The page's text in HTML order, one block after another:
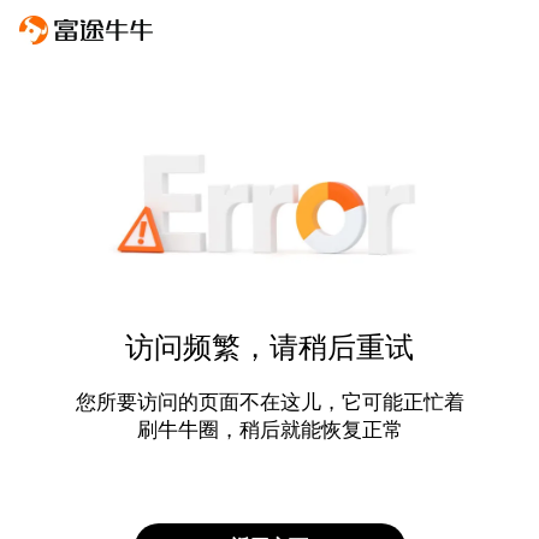
访问频繁，请稍后重试
您所要访问的页面不在这儿，它可能正忙着
刷牛牛圈，稍后就能恢复正常